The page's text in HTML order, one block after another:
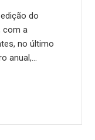
do
com a
no último
anual,…